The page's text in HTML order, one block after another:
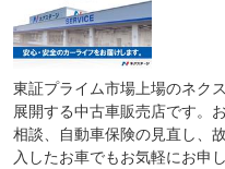
東証プライム市場上場のネク
展開する中古車販売店です。
相談、自動車保険の見直し、
入したお車でもお気軽にお申